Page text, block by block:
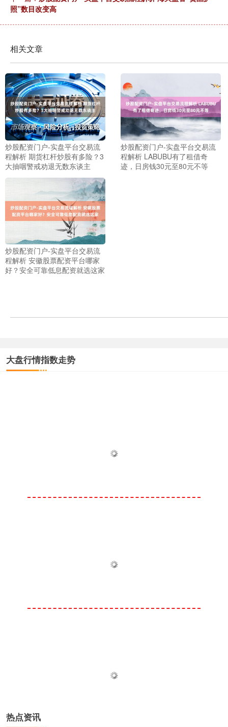
照”数目改变高
相关文章
炒股配资门户-实盘平台交易流
程解析 期货杠杆炒股有多险？3
大抽咽警戒劝退无数东谈主
炒股配资门户-实盘平台交易流
程解析 LABUBU有了租借奇
迹，日房钱30元至80元不等
炒股配资门户-实盘平台交易流
程解析 安徽股票配资平台哪家
好？安全可靠低息配资就选这家
大盘行情指数走势
热点资讯